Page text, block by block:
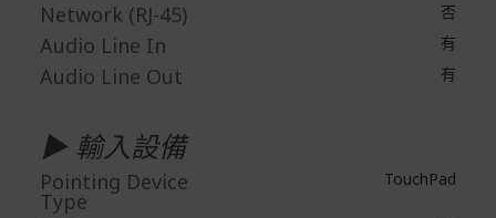
Network (RJ-45) 否
Audio Line In 有
Audio Line Out 有
▶ 輸入設備
Pointing Device
Type
TouchPad